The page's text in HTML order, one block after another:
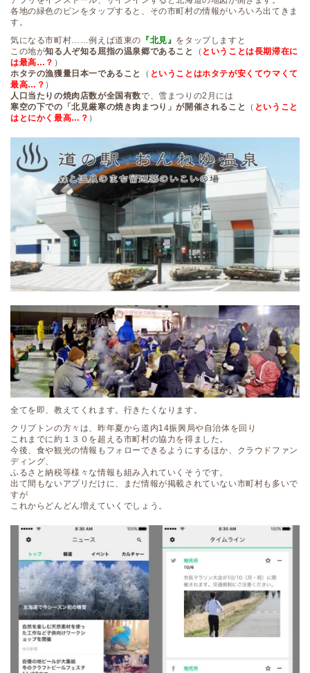
各地の緑色のピンをタップすると、その市町村の情報がいろいろ出てきま
す。
気になる市町村……例えば道東の 『北見』 をタップしますと
この地が知る人ぞ知る屈指の温泉郷であること （ ということは長期滞在に
は最高…？ ）
ホタテの漁獲量日本一であること
（ ということはホタテが安くてウマくて
最高…？ ）
人口当たりの焼肉店数が全国有数で、雪まつりの2月には
寒空の下での「北見厳寒の焼き肉まつり」が開催されること
（ ということ
はとにかく最高…？ ）
全てを即、教えてくれます。行きたくなります。
クリプトンの方々は、昨年夏から道内14振興局や自治体を回り
これまでに約１３０を超える市町村の協力を得ました。
今後、食や観光の情報もフォローできるようにするほか、クラウドファン
ディング、
ふるさと納税等様々な情報も組み入れていくそうです。
出て間もないアプリだけに、まだ情報が掲載されていない市町村も多いで
すが
これからどんどん増えていくでしょう。